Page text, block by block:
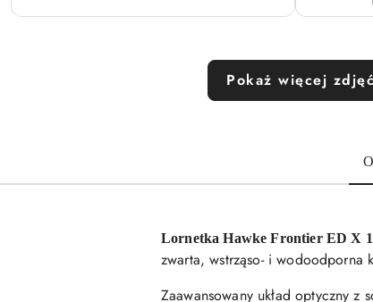
Pokaż więcej zdjęć
Lornetka Hawke Frontier ED X
zwarta, wstrząso- i wodoodporna
Zaawansowany układ optyczny z